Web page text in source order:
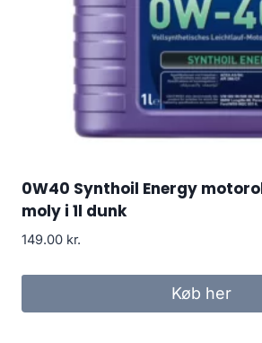
0W40 Synthoil Energy
moly i 1l dunk
149.00 kr.
Køb her